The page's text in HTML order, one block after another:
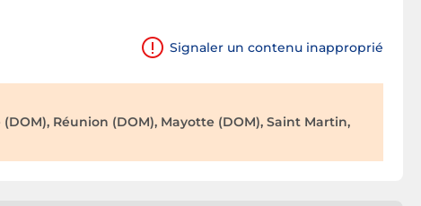
Signaler un contenu inapproprié
Réunion (DOM), Mayotte (DOM), Saint Martin,